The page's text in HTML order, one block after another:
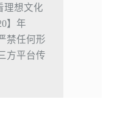
理想文化
】年
禁任何形
方平台传